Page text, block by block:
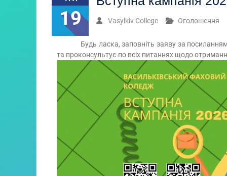
19 Vasylkiv College Оголошення
Будь ласка, заповніть заяву за
та проконсультує по всіх питаннях щодо